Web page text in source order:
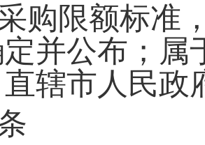
购限额标准
并公布；属
辖市人民政